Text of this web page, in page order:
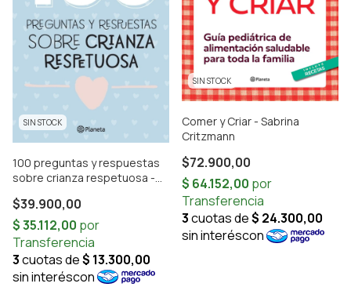
SIN STOCK
100 preguntas y respuestas
sobre crianza respetuosa -
$39.900,00
SIN STOCK
Comer y Criar - Sabrina
Critzmann
$72.900,00